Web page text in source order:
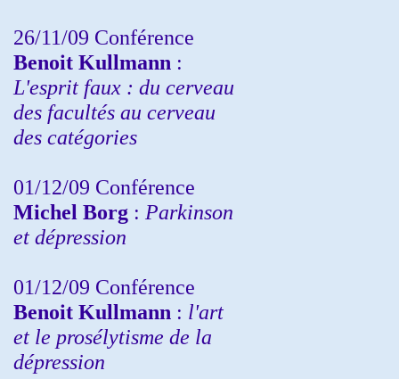
26/11/09 Conférence
Benoit Kullmann :
L'esprit faux : du cerveau
des facultés au cerveau
des catégories
01/12/09 Conférence
Michel Borg : Parkinson
et dépression
01/12/09 Conférence
Benoit Kullmann : l'art
et le prosélytisme de la
dépression